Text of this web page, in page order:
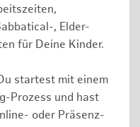
, Elder-
für Deine Kinder.
startest mit einem
Prozess und hast
oder Präsenz-